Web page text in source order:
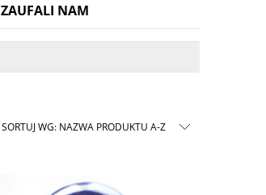
ZAUFALI NAM
SORTUJ WG: NAZWA PRODUKTU A-Z